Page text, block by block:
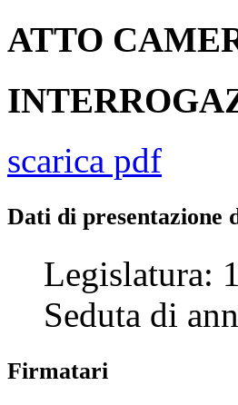
ATTO
scarica pdf
Dati di presentazione
Legislatura:
Seduta di
Firmatari